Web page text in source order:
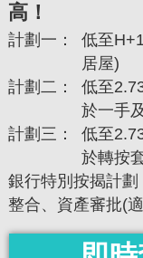
高！
計劃一：
低至
居屋)
計劃二：
低至
於一手
計劃三：
低至
於轉按
銀行特別按揭計
整合、資產審批(